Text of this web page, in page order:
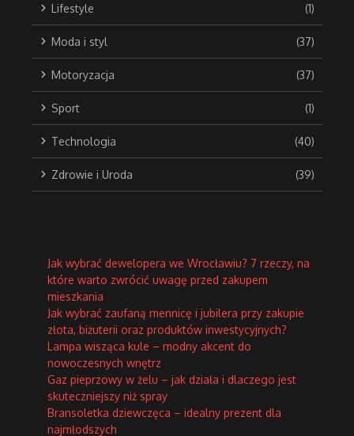
Lifestyle (1)
Moda i styl (37)
Motoryzacja (37)
Sport (1)
Technologia (40)
Zdrowie i Uroda (39)
Jak wybrać dewelopera we Wrocławiu? 7 rzeczy, na
które warto zwrócić uwagę przed zakupem
mieszkania
Jak wybrać zaufaną mennicę i jubilera przy zakupie
złota, biżuterii oraz produktów inwestycyjnych?
Lampa wisząca kule – modny akcent do
nowoczesnych wnętrz
Gaz pieprzowy w żelu – jak działa i dlaczego jest
skuteczniejszy niż spray
Bransoletka dziewczęca – idealny prezent dla
najmłodszych